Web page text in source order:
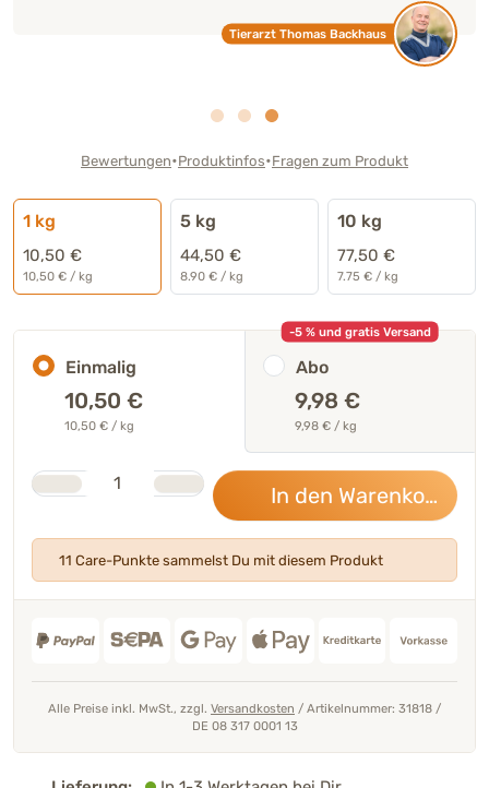
Tierarzt Thomas Backhaus
Bewertungen•Produktinfos•Fragen zum Produkt
1 kg
10,50 €
10,50 € / kg
5 kg
44,50 €
8.90 € / kg
10 kg
77,50 €
7.75 € / kg
Einmalig
10,50 €
10,50 € / kg
-5 % und gratis Versand
Abo
9,98 €
9,98 € / kg
Anzahl
In den Warenkorb
11 Care-Punkte sammelst Du mit diesem Produkt
Alle Preise inkl. MwSt., zzgl. Versandkosten / Artikelnummer: 31818 /
DE 08 317 0001 13